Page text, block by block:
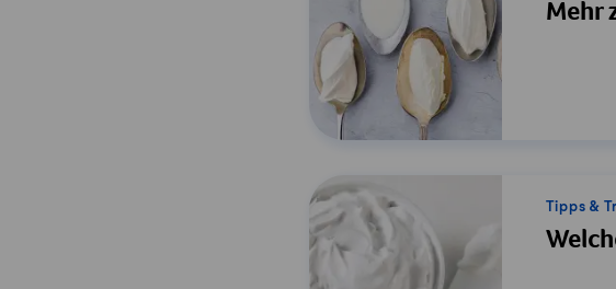
Mehr
Tipps &